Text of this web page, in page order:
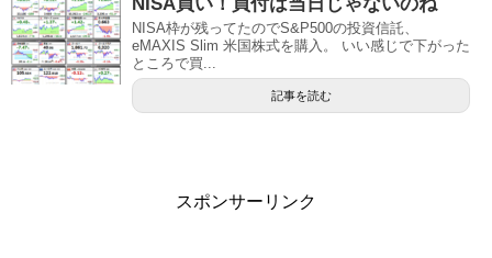
NISA買い！買付は当日じゃないのね
NISA枠が残ってたのでS&P500の投資信託、
eMAXIS Slim 米国株式を購入。 いい感じで下がった
ところで買...
記事を読む
スポンサーリンク